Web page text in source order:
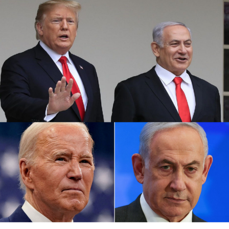
كما أوقفت عدة شركات طيران دولية أخرى رحلاتها من وإلى
إسرائيل ولبنان والأردن والعراق وإيران، على خلفية تصاعد التوتر
في المنطقة، بعد مقتل رئيس المكتب السياسي لحماس في
طهران، ومقتل مسؤول عسكري بارز في الحزب بغارة إسرائيلية
على بيروت أواخر تموز الماضي.
وأعلنت شركة لوفتهانزا الألمانية، الاثنين الماضي، أنها ستوقف
جميع رحلاتها إلى إسرائيل وعمان وبيروت وطهران وأربيل في
العراق حتى يوم الاثنين المقبل بناء على “تحليل أمني حالي”.
وفي نيسان الماضي أغلقت إسرائيل مجالها الجوي لمدة سبع
ساعات، بسبب الهجوم المكثف بالطائرات المسيرة والصواريخ
الذي شنته إيران على إسرائيل، ردا على غارة إسرائيلية على
سفارة طهران في دمشق قتل فيها 16 شخصًا منهم مسؤول
إيراني كبير في فيلق القدس.
وتسود حالة من التوترات الأمنية في إسرائيل بعد أن أعلنت